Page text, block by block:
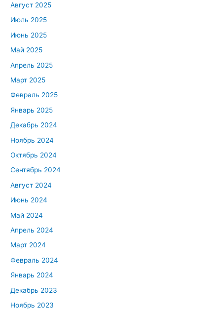
Август 2025
Июль 2025
Июнь 2025
Май 2025
Апрель 2025
Март 2025
Февраль 2025
Январь 2025
Декабрь 2024
Ноябрь 2024
Октябрь 2024
Сентябрь 2024
Август 2024
Июнь 2024
Май 2024
Апрель 2024
Март 2024
Февраль 2024
Январь 2024
Декабрь 2023
Ноябрь 2023